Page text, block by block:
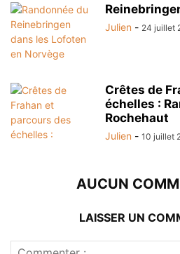
Julien - 24 juillet
Crêtes de
échelles :
Rochehaut
Julien - 10 juillet
AUCUN
LAISSER UN